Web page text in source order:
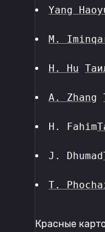
Yang
M.
H. Hu
A. Zhang
H. Fahim
J. Dhumad
T.
Красные